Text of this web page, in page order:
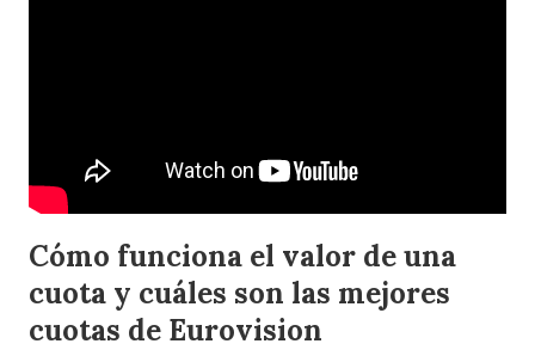
Cómo funciona el valor de una
cuota y cuáles son las mejores
cuotas de Eurovision